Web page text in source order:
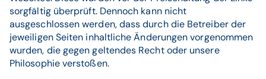
sorgfältig überprüft. Dennoch kann nicht
ausgeschlossen werden, dass durch die Betreiber der
jeweiligen Seiten inhaltliche Änderungen vorgenommen
wurden, die gegen geltendes Recht oder unsere
Philosophie verstoßen.